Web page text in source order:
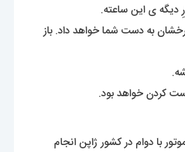
ی این ساعته.
به دست شما خواهد داد. باز
کردن خواهد بود.
با دوام در کشور ژاپن انجام